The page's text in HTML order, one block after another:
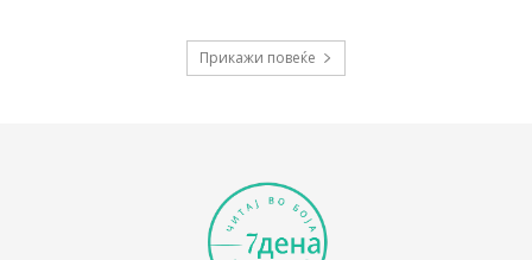
Прикажи повеќе